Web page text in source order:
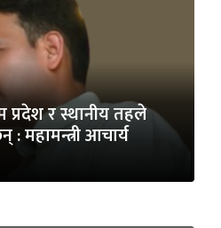
प्रदेश र स्थानीय तहले
: महामन्त्री आचार्य